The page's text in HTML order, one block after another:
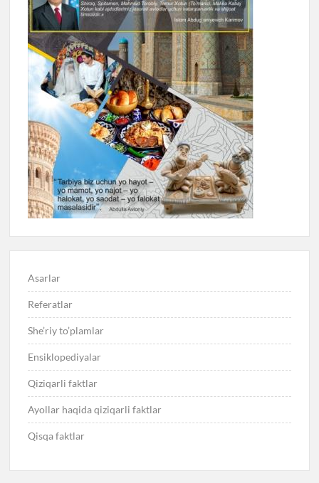
Asarlar
Referatlar
She’riy to’plamlar
Ensiklopediyalar
Qiziqarli faktlar
Ayollar haqida qiziqarli faktlar
Qisqa faktlar